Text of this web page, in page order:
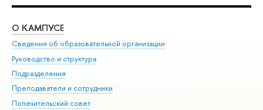
О КАМПУСЕ
Сведения об образовательной организации
Руководство и структура
Подразделения
Преподаватели и сотрудники
Попечительский совет